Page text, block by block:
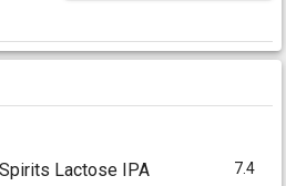
Lactose IPA 7.4